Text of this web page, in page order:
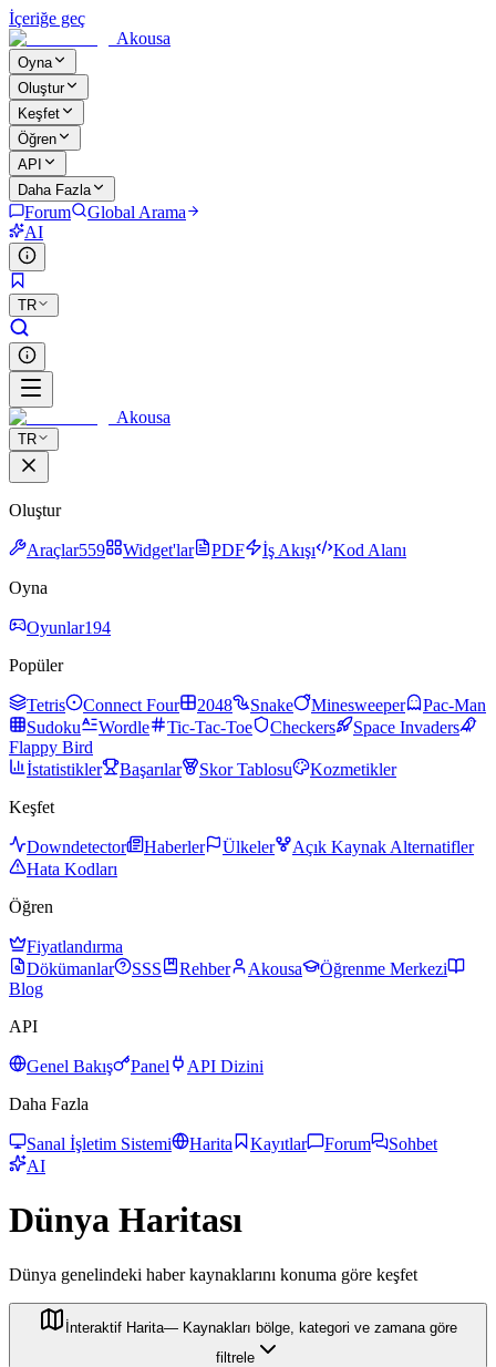
İçeriğe geç
Akousa
Oyna
Oluştur
Keşfet
Öğren
API
Daha Fazla
Forum
Global Arama
AI
TR
Akousa
TR
Oluştur
Araçlar559 Widget'lar PDF İş Akışı
Kod Alanı
Oyna
Oyunlar194
Popüler
Tetris Connect Four 2048 Snake Minesweeper
Pac-Man
Sudoku
Wordle Tic-Tac-Toe Checkers
Space Invaders
Flappy Bird
İstatistikler
Başarılar Skor Tablosu
Kozmetikler
Keşfet
Downdetector Haberler Ülkeler
Açık Kaynak Alternatifler
Hata Kodları
Öğren
Fiyatlandırma
Dökümanlar
SSS Rehber Akousa
Öğrenme Merkezi
Blog
API
Genel Bakış Panel
API Dizini
Daha Fazla
Sanal İşletim Sistemi Harita Kayıtlar Forum
Sohbet
AI
Dünya Haritası
Dünya genelindeki haber kaynaklarını konuma göre keşfet
İnteraktif Harita— Kaynakları bölge, kategori ve zamana göre
filtrele